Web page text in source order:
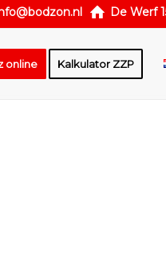
De Werf
online Kalkulator ZZP